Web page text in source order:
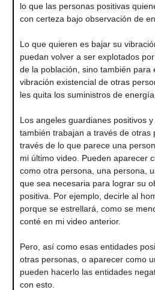
lo que las personas positivas
con certeza bajo observación de
Lo que quieren es bajar su
puedan volver a ser explotados
de la población, sino también para
vibración existencial de otras
les quita los suministros de
Los angeles guardianes positivos
también trabajan a través de otras
través de lo que parece una
mi último video. Pueden aparecer
como otra persona, una persona,
que sea necesaria para lograr su
positiva. Por ejemplo, decirle al
porque se estrellará, como se
conté en mi video anterior.
Pero, así como esas entidades
otras personas, o aparecer como
pueden hacerlo las entidades
con esto.